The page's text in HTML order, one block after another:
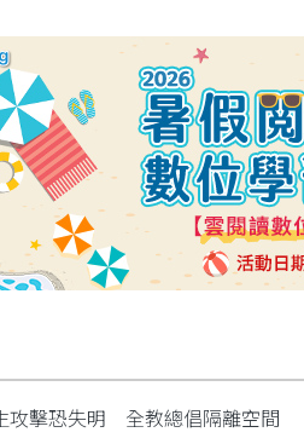
攻擊恐失明 全教總倡隔離空間